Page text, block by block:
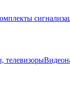
телевизоры